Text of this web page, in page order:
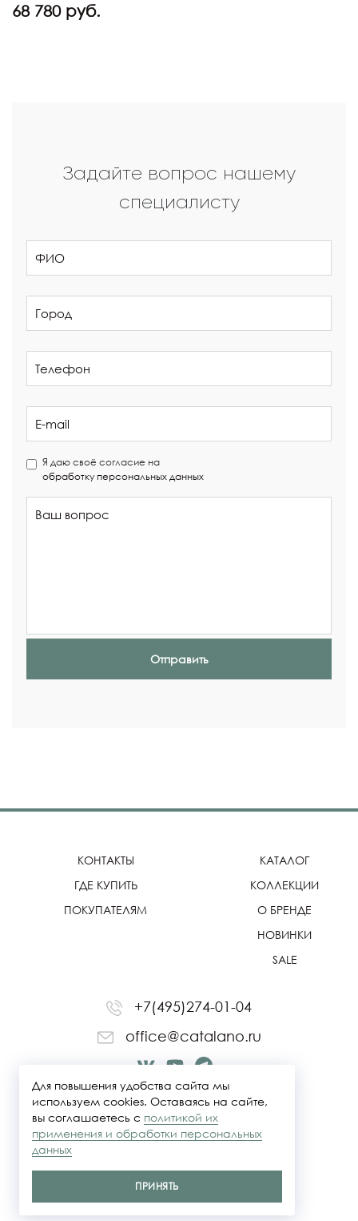
68 780 руб.
Задайте вопрос нашему
специалисту
Я даю своё согласие на
обработку персональных данных
Отправить
КОНТАКТЫ
ГДЕ КУПИТЬ
ПОКУПАТЕЛЯМ
КАТАЛОГ
КОЛЛЕКЦИИ
О БРЕНДЕ
НОВИНКИ
SALE
+7(495)274-01-04
office@catalano.ru
Политика конфидециальности
Для повышения удобства сайта мы
используем cookies. Оставаясь на сайте,
вы соглашаетесь с политикой их
применения и обработки персональных
данных
ПРИНЯТЬ